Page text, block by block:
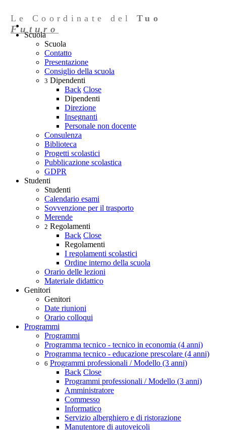
Le Coordinate delTuo
Futuro
Scuola
Scuola
Contatto
Presentazione
Consiglio della scuola
3 Dipendenti
Back Close
Dipendenti
Direzione
Insegnanti
Personale non docente
Consulenza
Biblioteca
Progetti scolastici
Pubblicazione scolastica
GDPR
Studenti
Studenti
Calendario esami
Sovvenzione per il trasporto
Merende
2 Regolamenti
Back Close
Regolamenti
I regolamenti scolastici
Ordine interno della scuola
Orario delle lezioni
Materiale didattico
Genitori
Genitori
Date riunioni
Orario colloqui
Programmi
Programmi
Programma tecnico - tecnico in economia (4 anni)
Programma tecnico - educazione prescolare (4 anni)
6 Programmi professionali / Modello (3 anni)
Back Close
Programmi professionali / Modello (3 anni)
Amministratore
Commesso
Informatico
Servizio alberghiero e di ristorazione
Manutentore di autoveicoli